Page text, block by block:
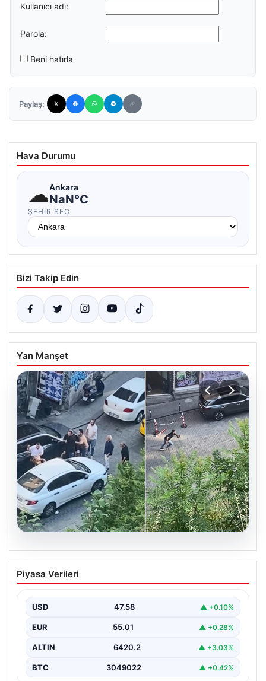
Kullanıcı adı:
Parola:
Beni hatırla
Paylaş:
Hava Durumu
☁Ankara
NaN°C
ŞEHIR SEÇ
Bizi Takip Edin
Yan Manşet
05.08.2026
Beyoğlu’nda çıplak adam paniği.
Motosikletin önüne atladı, döve döve
{"title": "Beyoğlu'nda Çıplak Adamın Panik Yaratan
yaşanan olay,…
Piyasa Verileri
USD 47.58 ▲ +0.10%
EUR 55.01 ▲ +0.28%
ALTIN 6420.2 ▲ +3.03%
BTC 3049022 ▲ +0.42%